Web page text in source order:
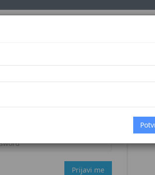
Zaboravljena šifra?
Prijavi me